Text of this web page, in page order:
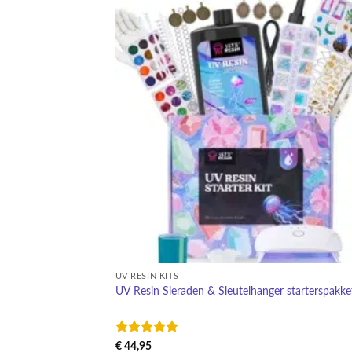
variaties.
Deze
optie
gekozen
productpagina
aan
UV RESIN KITS
UV Resin Sieraden & Sleutelhanger
Gewaardeerd
€44,95